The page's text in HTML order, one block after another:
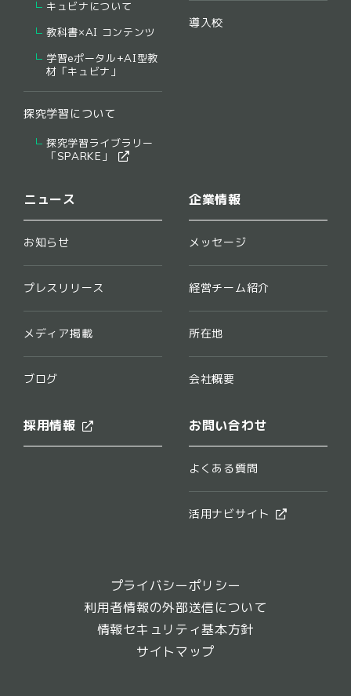
キュビナについて
教科書×AI コンテンツ
学習eポータル+AI型教
材「キュビナ」
探究学習について
探究学習ライブラリー
​「SPARKE」​
導入校
ニュース
お知らせ
プレスリリース
メディア掲載
ブログ
企業情報
メッセージ
経営チーム紹介
所在地
会社概要
採用情報 お問い合わせ
よくある質問
活用ナビサイト
プライバシーポリシー
利用者情報の外部送信について
情報セキュリティ基本方針
サイトマップ